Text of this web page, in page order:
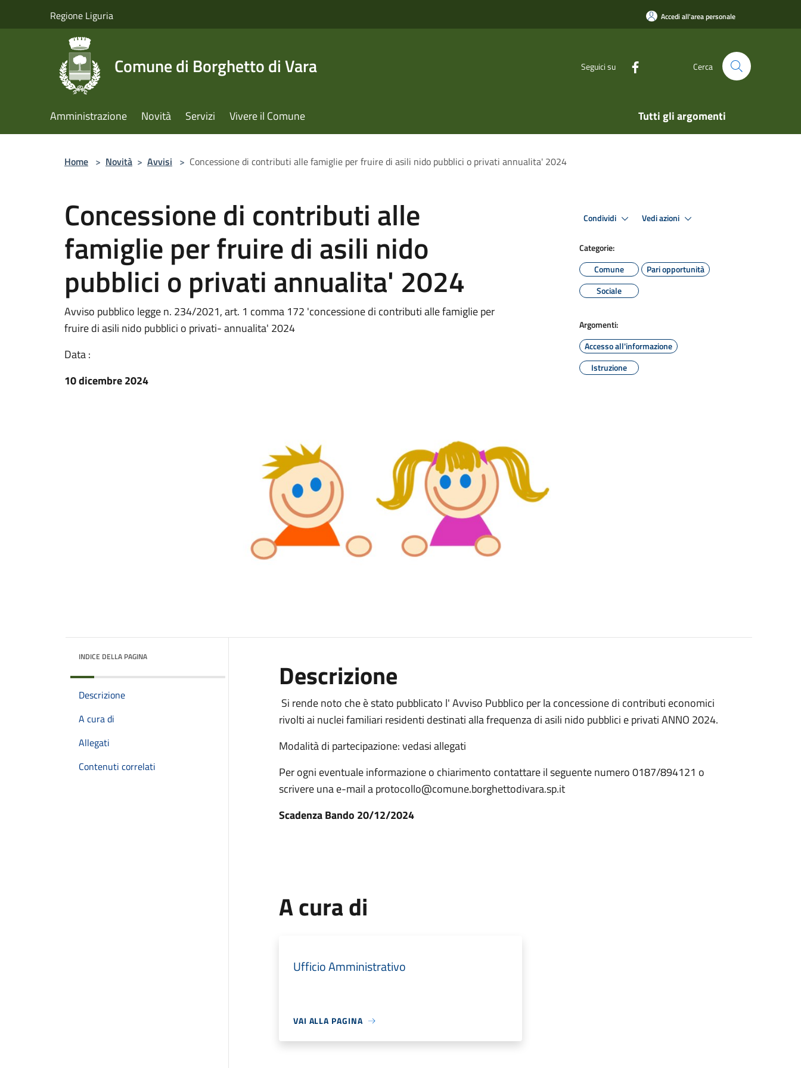
Regione Liguria Accedi all'area personale
Comune di Borghetto di Vara Seguici su Cerca
Amministrazione Novità Servizi Vivere il Comune Tutti gli argomenti
Home > Novità > Avvisi > Concessione di contributi alle famiglie per fruire di asili nido pubblici o privati annualita' 2024
Concessione di contributi alle
famiglie per fruire di asili nido
pubblici o privati annualita' 2024
Avviso pubblico legge n. 234/2021, art. 1 comma 172 'concessione di contributi alle famiglie per
fruire di asili nido pubblici o privati- annualita' 2024
Data :
10 dicembre 2024
Condividi Vedi azioni
Categorie:
Comune
Pari opportunità
Sociale
Argomenti:
Accesso all'informazione
Istruzione
INDICE DELLA PAGINA
Descrizione
A cura di
Allegati
Contenuti correlati
Descrizione
Si rende noto che è stato pubblicato l' Avviso Pubblico per la concessione di contributi economici
rivolti ai nuclei familiari residenti destinati alla frequenza di asili nido pubblici e privati ANNO 2024.
Modalità di partecipazione: vedasi allegati
Per ogni eventuale informazione o chiarimento contattare il seguente numero 0187/894121 o
scrivere una e-mail a protocollo@comune.borghettodivara.sp.it
Scadenza Bando 20/12/2024
A cura di
Ufficio Amministrativo
VAI ALLA PAGINA